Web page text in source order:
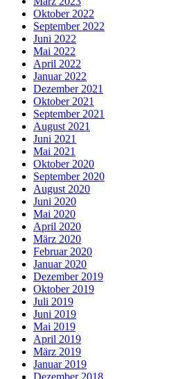
Oktober 2022
September 2022
Juni 2022
Mai 2022
April 2022
Januar 2022
Dezember 2021
Oktober 2021
September 2021
August 2021
Juni 2021
Mai 2021
Oktober 2020
September 2020
August 2020
Juni 2020
Mai 2020
April 2020
März 2020
Februar 2020
Januar 2020
Dezember 2019
Oktober 2019
Juli 2019
Juni 2019
Mai 2019
April 2019
März 2019
Januar 2019